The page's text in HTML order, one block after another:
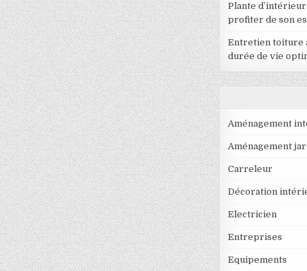
Plante
profiter de son
Entretien toiture
durée de vie
Aménagement
Aménagement
Carreleur
Décoration
Electricien
Entreprises
Equipements